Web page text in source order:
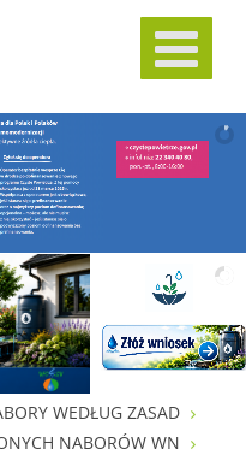
WEDŁUG ZASAD
NABORÓW WN